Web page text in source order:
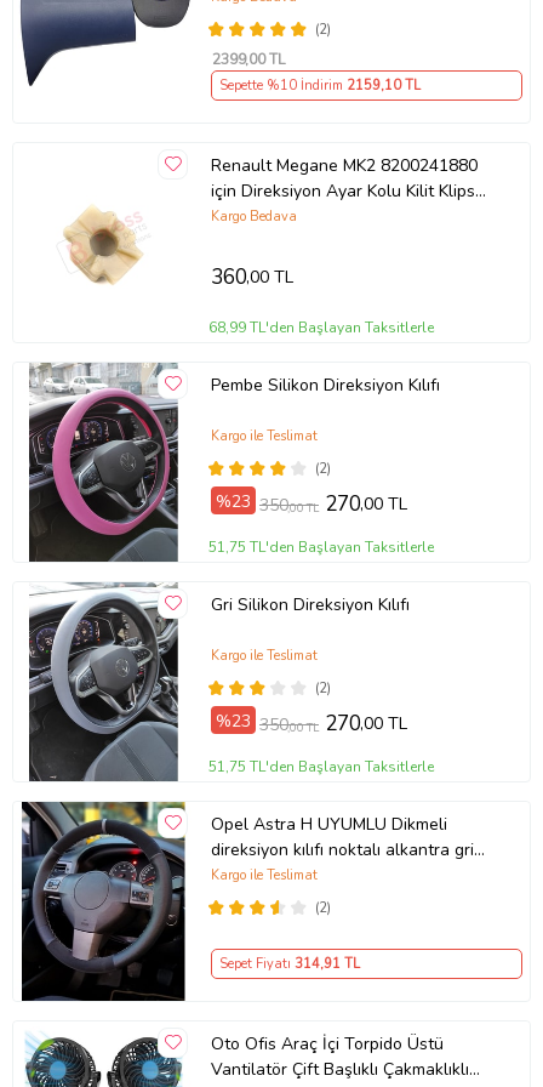
(2)
2399,00 TL
Sepette %10 İndirim 2159,10 TL
Renault Megane MK2 8200241880
için Direksiyon Ayar Kolu Kilit Klips
Plastiği
Kargo Bedava
360,00 TL
68,99 TL'den Başlayan Taksitlerle
Pembe Silikon Direksiyon Kılıfı
(2)
Kargo ile Teslimat
%23 350,00 TL 270,00 TL
51,75 TL'den Başlayan Taksitlerle
Gri Silikon Direksiyon Kılıfı
(2)
Kargo ile Teslimat
%23 350,00 TL 270,00 TL
51,75 TL'den Başlayan Taksitlerle
Opel Astra H UYUMLU Dikmeli
direksiyon kılıfı noktalı alkantra gri
yüzüklü ( 38×10.5CM )
(2)
Kargo ile Teslimat
Sepet Fiyatı 314,91 TL
Oto Ofis Araç İçi Torpido Üstü
Vantilatör Çift Başlıklı Çakmaklıklı